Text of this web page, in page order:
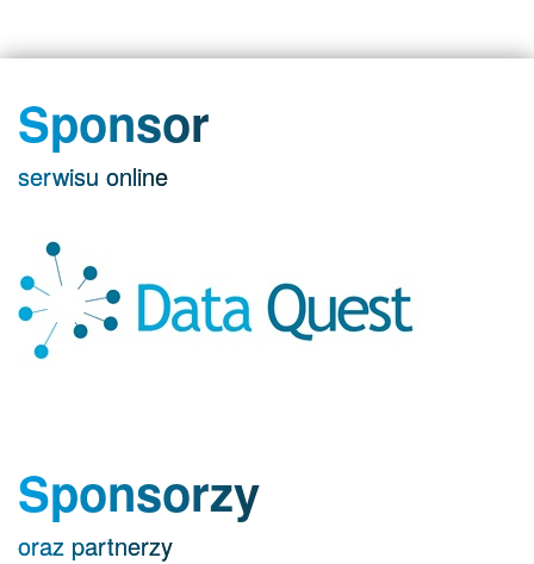
Sponsor
serwisu online
Sponsorzy
oraz partnerzy